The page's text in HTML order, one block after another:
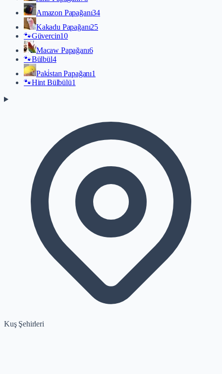
Amazon Papağanı34
Kakadu Papağanı25
🐾Güvercin10
Macaw Papağanı6
🐾Bülbül4
Paki̇stan Papağanı1
🐾Hint Bülbülü1
Kuş Şehirleri